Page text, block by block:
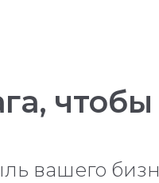
чтобы
вашего